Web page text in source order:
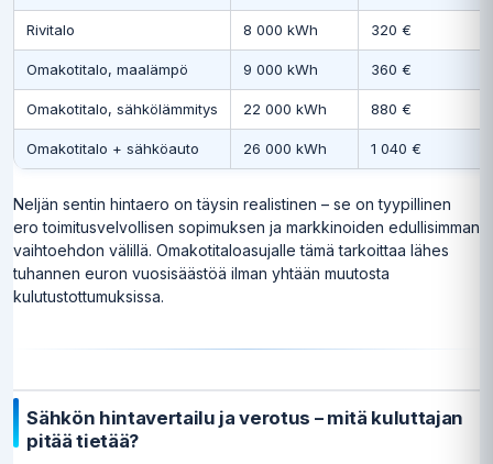
Rivitalo 8 000 kWh 320 €
Omakotitalo, maalämpö 9 000 kWh 360 €
Omakotitalo, sähkölämmitys 22 000 kWh 880 €
Omakotitalo + sähköauto 26 000 kWh 1 040 €
Neljän sentin hintaero on täysin realistinen – se on tyypillinen
ero toimitusvelvollisen sopimuksen ja markkinoiden edullisimman
vaihtoehdon välillä. Omakotitaloasujalle tämä tarkoittaa lähes
tuhannen euron vuosisäästöä ilman yhtään muutosta
kulutustottumuksissa.
Sähkön hintavertailu ja verotus – mitä kuluttajan
pitää tietää?